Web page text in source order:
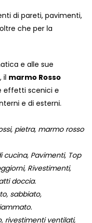
di pareti, pavimenti,
che per la
e alle sue
il marmo Rosso
effetti scenici e
e di esterni.
pietra, marmo rosso
cucina, Pavimenti, Top
Rivestimenti,
doccia.
sabbiato,
rivestimenti ventilati,